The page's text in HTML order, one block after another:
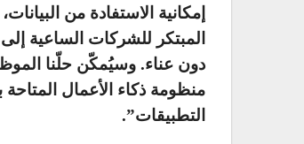
إمكانية الاستفادة من
المبتكر للشركات الساعية
دون عناء. وسيُمكّن حلّنا
منظومة ذكاء الأعمال
التطبيقات”.